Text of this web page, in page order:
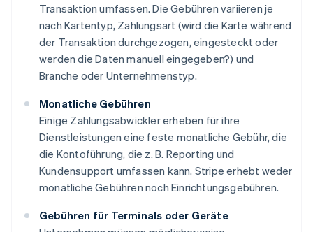
Transaktion umfassen. Die Gebühren variieren je
nach Kartentyp, Zahlungsart (wird die Karte während
der Transaktion durchgezogen, eingesteckt oder
werden die Daten manuell eingegeben?) und
Branche oder Unternehmenstyp.
Monatliche Gebühren
Einige Zahlungsabwickler erheben für ihre
Dienstleistungen eine feste monatliche Gebühr, die
die Kontoführung, die z. B. Reporting und
Kundensupport umfassen kann. Stripe erhebt weder
monatliche Gebühren noch Einrichtungsgebühren.
Gebühren für Terminals oder Geräte